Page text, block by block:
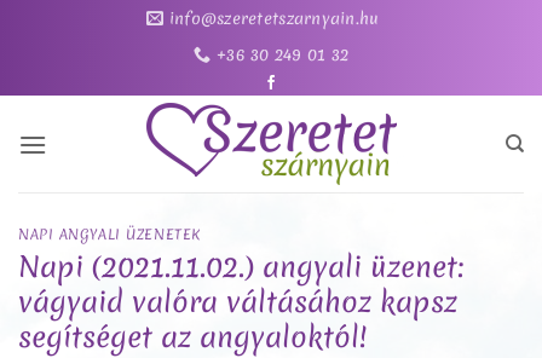
info@szeretetszarnyain.hu
+36 30 249 01 32
NAPI ANGYALI ÜZENETEK
Napi (2021.11.02.) angyali üzenet:
vágyaid valóra váltásához kapsz
segítséget az angyaloktól!